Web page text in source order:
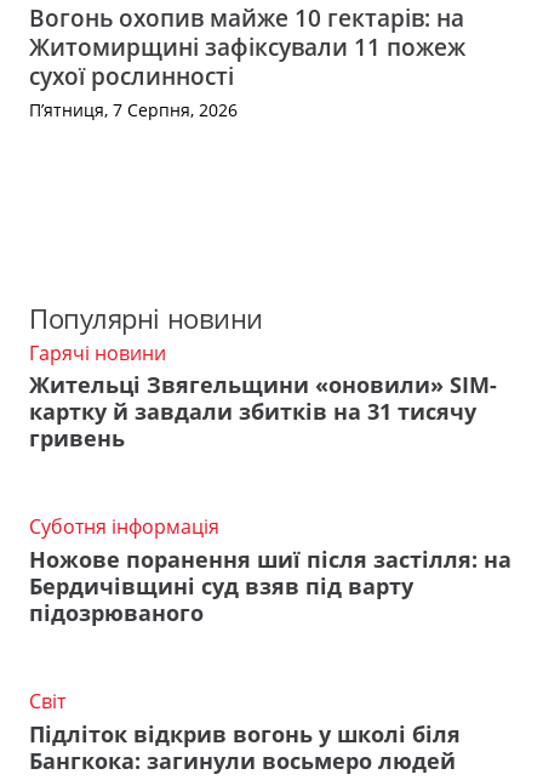
Вогонь охопив майже 10 гектарів: на
Житомирщині зафіксували 11 пожеж
сухої рослинності
П’ятниця, 7 Серпня, 2026
Популярні новини
Гарячі новини
Жительці Звягельщини «оновили» SIM-
картку й завдали збитків на 31 тисячу
гривень
Суботня інформація
Ножове поранення шиї після застілля: на
Бердичівщині суд взяв під варту
підозрюваного
Світ
Підліток відкрив вогонь у школі біля
Бангкока: загинули восьмеро людей